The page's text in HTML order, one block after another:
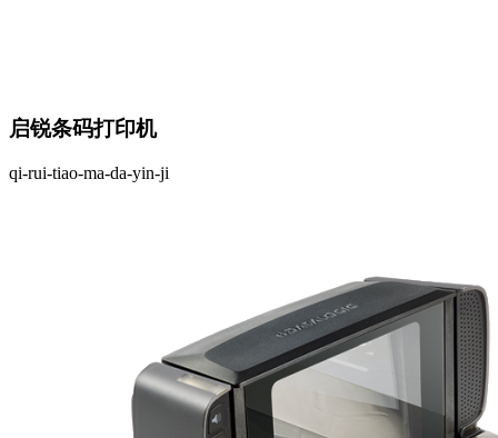
启锐条码打印机
qi-rui-tiao-ma-da-yin-ji